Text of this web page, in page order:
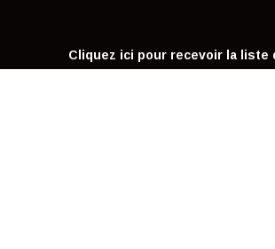
Cliquez ici pour recevoir la liste